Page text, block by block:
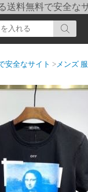
送料無料で安全な
安全なサイト >メンズ 服